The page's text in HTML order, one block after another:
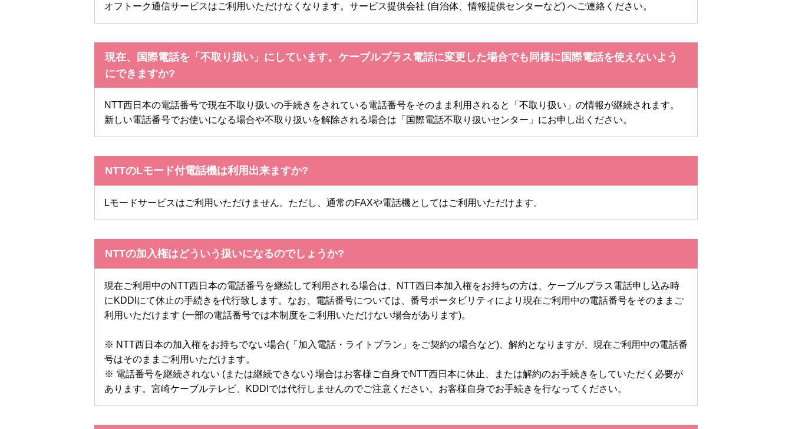
オフトーク通信サービスはご利用いただけなくなります。サービス提供会社 (自治体、情報提供センターなど) へご連絡ください。
現在、国際電話を「不取り扱い」にしています。ケーブルプラス電話に変更した場合でも同様に国際電話を使えないよう
にできますか?
NTT西日本の電話番号で現在不取り扱いの手続きをされている電話番号をそのまま利用されると「不取り扱い」の情報が継続されます。
新しい電話番号でお使いになる場合や不取り扱いを解除される場合は「国際電話不取り扱いセンター」にお申し出ください。
NTTのLモード付電話機は利用出来ますか?
Lモードサービスはご利用いただけません。ただし、通常のFAXや電話機としてはご利用いただけます。
NTTの加入権はどういう扱いになるのでしょうか?
現在ご利用中のNTT西日本の電話番号を継続して利用される場合は、NTT西日本加入権をお持ちの方は、ケーブルプラス電話申し込み時
にKDDIにて休止の手続きを代行致します。なお、電話番号については、番号ポータビリティにより現在ご利用中の電話番号をそのままご
利用いただけます (一部の電話番号では本制度をご利用いただけない場合があります)。
※ NTT西日本の加入権をお持ちでない場合(「加入電話・ライトプラン」をご契約の場合など)、解約となりますが、現在ご利用中の電話番
号はそのままご利用いただけます。
※ 電話番号を継続されない (または継続できない) 場合はお客様ご自身でNTT西日本に休止、または解約のお手続きをしていただく必要が
あります。宮崎ケーブルテレビ、KDDIでは代行しませんのでご注意ください。お客様自身でお手続きを行なってください。